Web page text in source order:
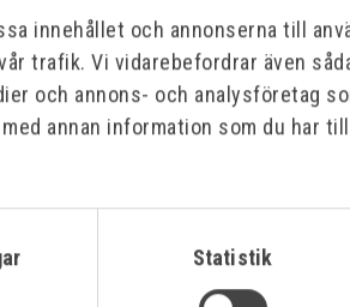
innehållet och annonserna till
trafik. Vi vidarebefordrar även
och annons- och analysföretag
annan information som du har
Statistik